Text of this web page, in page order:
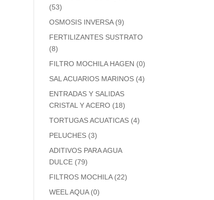
(53)
OSMOSIS INVERSA (9)
FERTILIZANTES SUSTRATO
(8)
FILTRO MOCHILA HAGEN (0)
SAL ACUARIOS MARINOS (4)
ENTRADAS Y SALIDAS
CRISTAL Y ACERO (18)
TORTUGAS ACUATICAS (4)
PELUCHES (3)
ADITIVOS PARA AGUA
DULCE (79)
FILTROS MOCHILA (22)
WEEL AQUA (0)